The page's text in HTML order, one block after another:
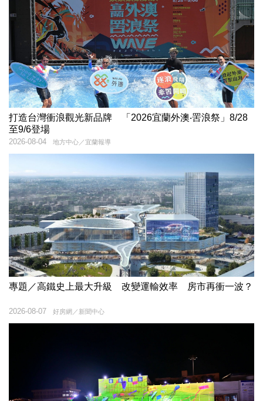
打造台灣衝浪觀光新品牌 「2026宜蘭外澳‧罟浪祭」8/28
至9/6登場
地方中心／宜蘭報導
2026-08-04
專題／高鐵史上最大升級 改變運輸效率 房市再衝一波？
好房網／新聞中心
2026-08-07